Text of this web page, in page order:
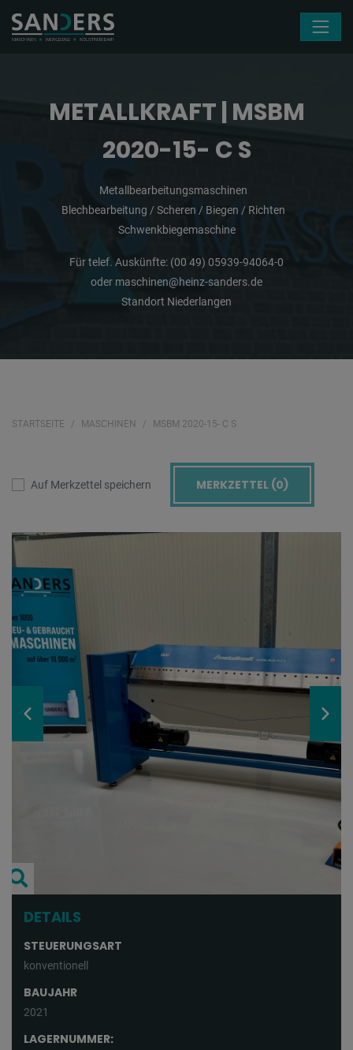
METALLKRAFT | MSBM
2020-15- C S
Metallbearbeitungsmaschinen
Blechbearbeitung / Scheren / Biegen / Richten
Schwenkbiegemaschine
Für telef. Auskünfte: (00 49) 05939-94064-0
oder maschinen@heinz-sanders.de
Standort Niederlangen
STARTSEITE MASCHINEN MSBM 2020-15- C S
Auf Merkzettel speichern MERKZETTEL (0)
DETAILS
STEUERUNGSART
konventionell
BAUJAHR
2021
LAGERNUMMER: